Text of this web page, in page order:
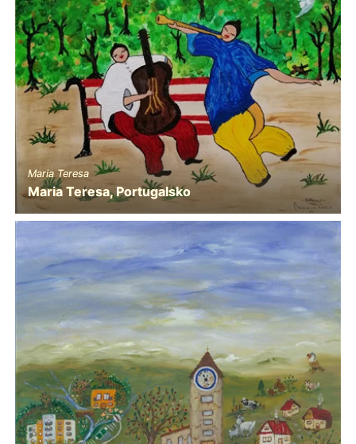
Maria Teresa
Maria Teresa, Portugalsko